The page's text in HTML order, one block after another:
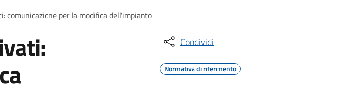
comunicazione per la modifica dell'impianto
Condividi
Normativa di riferimento